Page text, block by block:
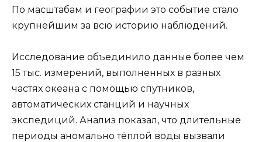
По масштабам и географии это событие стало
крупнейшим за всю историю наблюдений.
Исследование объединило данные более чем
15 тыс. измерений, выполненных в разных
частях океана с помощью спутников,
автоматических станций и научных
экспедиций. Анализ показал, что длительные
периоды аномально тёплой воды вызвали